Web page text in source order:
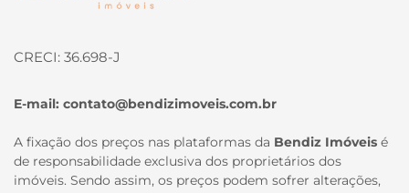
CRECI: 36.698-J
E-mail: contato@bendizimoveis.com.br
A fixação dos preços nas plataformas da Bendiz Imóveis é
de responsabilidade exclusiva dos proprietários dos
imóveis. Sendo assim, os preços podem sofrer alterações,